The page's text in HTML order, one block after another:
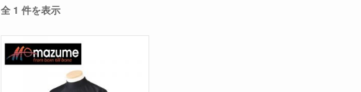
全 1 件を表示